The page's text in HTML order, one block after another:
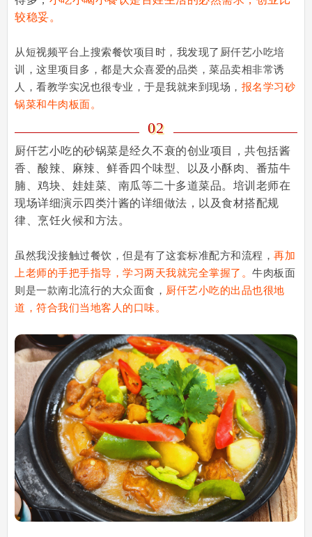
较稳妥。
从短视频平台上搜索餐饮项目时，我发现了厨仟艺小吃培
训，这里项目多，都是大众喜爱的品类，菜品卖相非常诱
人，看教学实况也很专业，于是我就来到现场， 报名学习砂
锅菜和牛肉板面。
02
厨仟艺小吃的砂锅菜是经久不衰的创业项目，共包括酱
香、酸辣、麻辣、鲜香四个味型、以及小酥肉、番茄牛
腩、鸡块、娃娃菜、南瓜等二十多道菜品。培训老师在
现场详细演示四类汁酱的详细做法，以及食材搭配规
律、烹饪火候和方法。
虽然我没接触过餐饮，但是有了这套标准配方和流程， 再加
上老师的手把手指导，学习两天我就完全掌握了。 牛肉板面
则是一款南北流行的大众面食， 厨仟艺小吃的出品也很地
道，符合我们当地客人的口味。